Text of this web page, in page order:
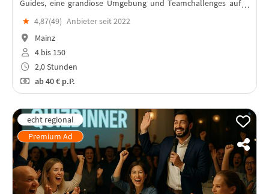
Guides, eine grandiose Umgebung und Teamchallenges auf
Teamevent!
★ 4,87(49) Anbieter seit 2022
Mainz
4 bis 150
2,0 Stunden
ab40 € p.P.